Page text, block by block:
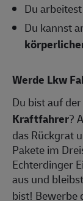
Du arbeitest
Du kannst
Werde Lkw
Du bist auf
Kraftfahrer?
das Rückgrat
Pakete im
Echterdinger
aus und
bist! Bewerbe